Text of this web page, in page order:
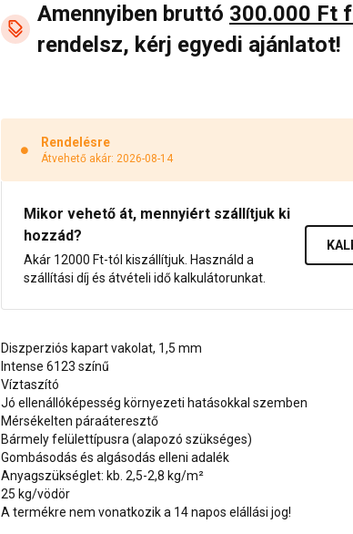
Amennyiben bruttó 300.000 Ft
rendelsz, kérj egyedi ajánlatot!
Rendelésre
Átvehető akár: 2026-08-14
Mikor vehető át, mennyiért szállítjuk ki
hozzád?
Akár 12000 Ft-tól kiszállítjuk. Használd a
szállítási díj és átvételi idő kalkulátorunkat.
Diszperziós kapart vakolat, 1,5 mm
Intense 6123 színű
Víztaszító
Jó ellenállóképesség környezeti hatásokkal szemben
Mérsékelten páraáteresztő
Bármely felülettípusra (alapozó szükséges)
Gombásodás és algásodás elleni adalék
Anyagszükséglet: kb. 2,5-2,8 kg/m²
25 kg/vödör
A termékre nem vonatkozik a 14 napos elállási jog!